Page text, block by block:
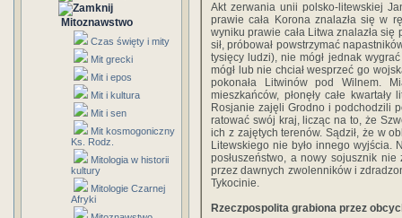
Mitoznawstwo
Czas święty i mity
Mit grecki
Mit i epos
Mit i kultura
Mit i sen
Mit kosmogoniczny
Ks. Rodz.
Mitologia w historii
kultury
Mitologie Czarnej
Afryki
Akt zerwania unii polsko-litewskiej
prawie cała Korona znalazła się w
wyniku prawie cała Litwa znalazła się
sił, próbował powstrzymać
tysięcy ludzi), nie mógł jednak
mógł lub nie chciał wesprzeć go
pokonała Litwinów pod Wilnem.
mieszkańców, płonęły całe
Rosjanie zajęli Grodno i podchodzili
ratować swój kraj, licząc na to, że
ich z zajętych terenów. Sądził, że w
Litewskiego nie było innego wyjścia.
posłuszeństwo, a nowy sojusznik
przez dawnych zwolenników i
Tykocinie.
Rzeczpospolita grabiona przez